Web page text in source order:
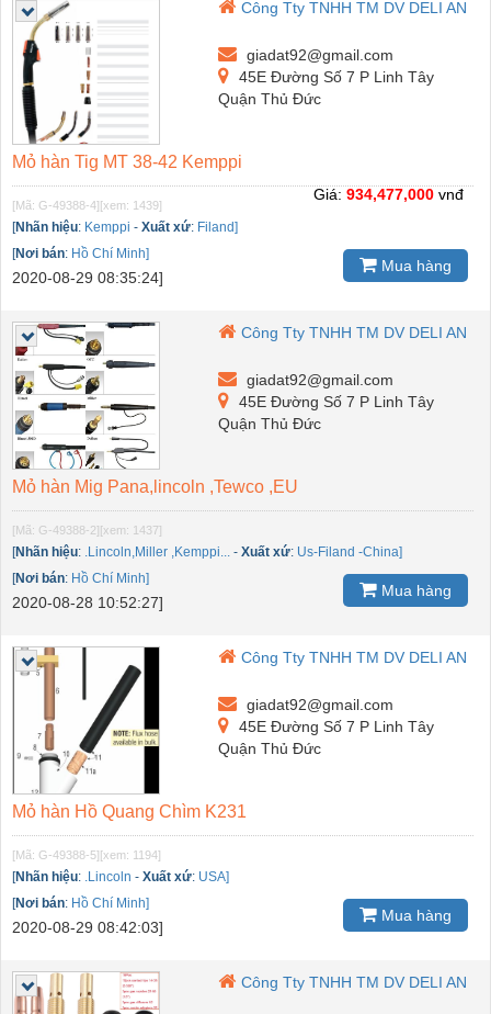
Công Tty TNHH TM DV DELI AN
giadat92@gmail.com
45E Đường Số 7 P Linh Tây
Quận Thủ Đức
Mỏ hàn Tig MT 38-42 Kemppi
[Mã: G-49388-4][xem: 1439]
[Nhãn hiệu: Kemppi - Xuất xứ: Filand]
[Nơi bán: Hồ Chí Minh]
2020-08-29 08:35:24]
Giá: 934,477,000 vnđ
Mua hàng
Công Tty TNHH TM DV DELI AN
giadat92@gmail.com
45E Đường Số 7 P Linh Tây
Quận Thủ Đức
Mỏ hàn Mig Pana,lincoln ,Tewco ,EU
[Mã: G-49388-2][xem: 1437]
[Nhãn hiệu: .Lincoln,Miller ,Kemppi... - Xuất xứ: Us-Filand -China]
[Nơi bán: Hồ Chí Minh]
2020-08-28 10:52:27]
Mua hàng
Công Tty TNHH TM DV DELI AN
giadat92@gmail.com
45E Đường Số 7 P Linh Tây
Quận Thủ Đức
Mỏ hàn Hồ Quang Chìm K231
[Mã: G-49388-5][xem: 1194]
[Nhãn hiệu: .Lincoln - Xuất xứ: USA]
[Nơi bán: Hồ Chí Minh]
2020-08-29 08:42:03]
Mua hàng
Công Tty TNHH TM DV DELI AN